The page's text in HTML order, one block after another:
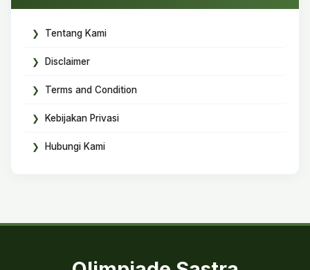
Tentang Kami
Disclaimer
Terms and Condition
Kebijakan Privasi
Hubungi Kami